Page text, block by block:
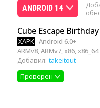
ANDROID 14
Cube Escape
XAPK Android 6.0+
ARMv8, ARMv7, x86, x86_64
Добавил: takeitout
Проверен